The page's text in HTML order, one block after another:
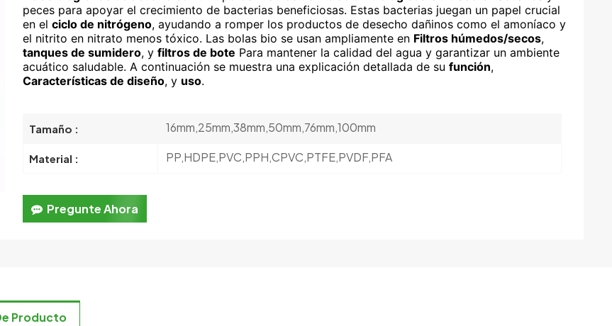
日本語
한국의
peces para apoyar el crecimiento de bacterias beneficiosas. Estas bacterias juegan un papel crucial
en elciclo de nitrógeno, ayudando a romper los productos de desecho dañinos como el amoníaco y
el nitrito en nitrato menos tóxico. Las bolas bio se usan ampliamente en Filtros húmedos/secos,
tanques de sumidero, yfiltros de bote Para mantener la calidad del agua y garantizar un ambiente
acuático saludable. A continuación se muestra una explicación detallada de sufunción,
Características de diseño, y uso.
Tamaño : 16mm,25mm,38mm,50mm,76mm,100mm
Material : PP,HDPE,PVC,PPH,CPVC,PTFE,PVDF,PFA
Pregunte Ahora
Producto